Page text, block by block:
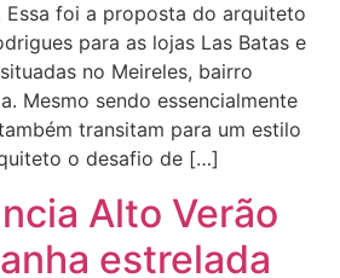
foi a proposta do arquiteto
para as lojas Las Batas e
no Meireles, bairro
Mesmo sendo essencialmente
transitam para um estilo
o desafio de […]
Alto Verão
estrelada